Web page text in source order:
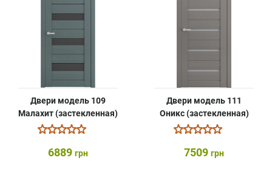
Двери модель 109
Малахит (застекленная)
6889 грн
Двери модель 111
Оникс (застекленная)
7509 грн